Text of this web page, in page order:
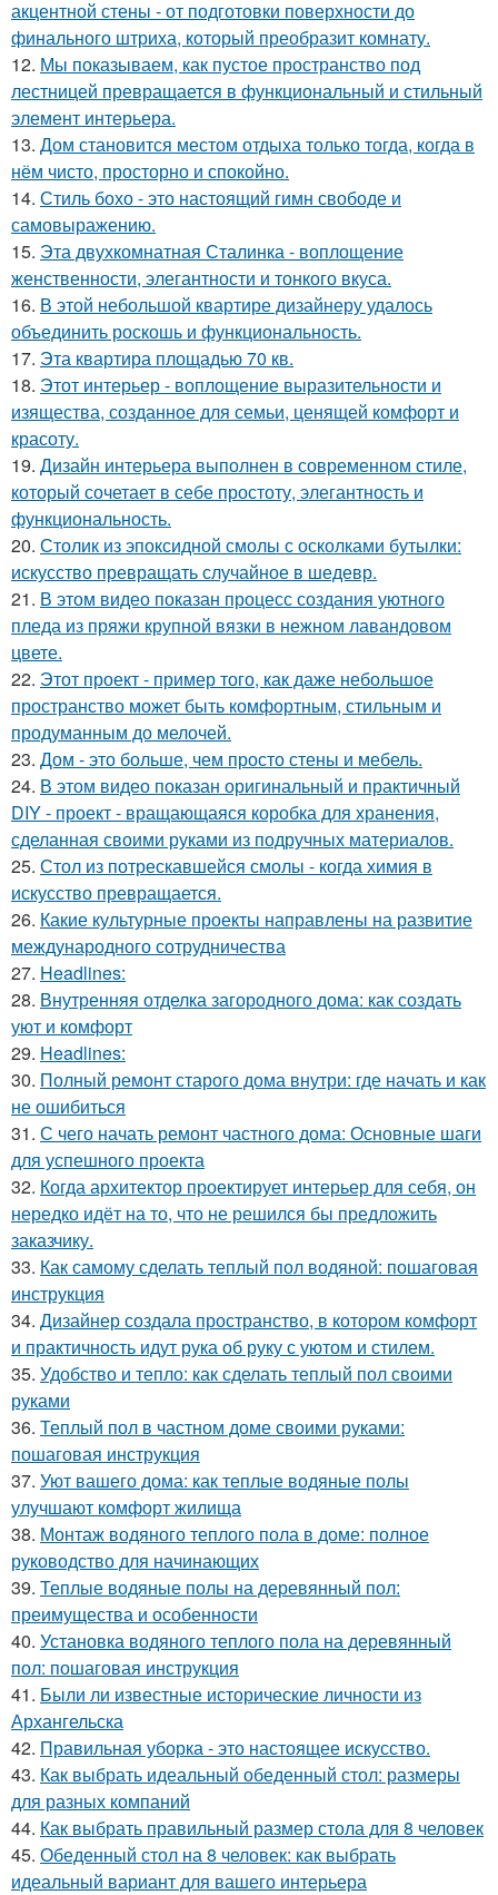
акцентной стены - от подготовки поверхности до
финального штриха, который преобразит комнату.
12. Мы показываем, как пустое пространство под
лестницей превращается в функциональный и стильный
элемент интерьера.
13. Дом становится местом отдыха только тогда, когда в
нём чисто, просторно и спокойно.
14. Стиль бохо - это настоящий гимн свободе и
самовыражению.
15. Эта двухкомнатная Сталинка - воплощение
женственности, элегантности и тонкого вкуса.
16. В этой небольшой квартире дизайнеру удалось
объединить роскошь и функциональность.
17. Эта квартира площадью 70 кв.
18. Этот интерьер - воплощение выразительности и
изящества, созданное для семьи, ценящей комфорт и
красоту.
19. Дизайн интерьера выполнен в современном стиле,
который сочетает в себе простоту, элегантность и
функциональность.
20. Столик из эпоксидной смолы с осколками бутылки:
искусство превращать случайное в шедевр.
21. В этом видео показан процесс создания уютного
пледа из пряжи крупной вязки в нежном лавандовом
цвете.
22. Этот проект - пример того, как даже небольшое
пространство может быть комфортным, стильным и
продуманным до мелочей.
23. Дом - это больше, чем просто стены и мебель.
24. В этом видео показан оригинальный и практичный
DIY - проект - вращающаяся коробка для хранения,
сделанная своими руками из подручных материалов.
25. Стол из потрескавшейся смолы - когда химия в
искусство превращается.
26. Какие культурные проекты направлены на развитие
международного сотрудничества
27. Headlines:
28. Внутренняя отделка загородного дома: как создать
уют и комфорт
29. Headlines:
30. Полный ремонт старого дома внутри: где начать и как
не ошибиться
31. С чего начать ремонт частного дома: Основные шаги
для успешного проекта
32. Когда архитектор проектирует интерьер для себя, он
нередко идёт на то, что не решился бы предложить
заказчику.
33. Как самому сделать теплый пол водяной: пошаговая
инструкция
34. Дизайнер создала пространство, в котором комфорт
и практичность идут рука об руку с уютом и стилем.
35. Удобство и тепло: как сделать теплый пол своими
руками
36. Теплый пол в частном доме своими руками:
пошаговая инструкция
37. Уют вашего дома: как теплые водяные полы
улучшают комфорт жилища
38. Монтаж водяного теплого пола в доме: полное
руководство для начинающих
39. Теплые водяные полы на деревянный пол:
преимущества и особенности
40. Установка водяного теплого пола на деревянный
пол: пошаговая инструкция
41. Были ли известные исторические личности из
Архангельска
42. Правильная уборка - это настоящее искусство.
43. Как выбрать идеальный обеденный стол: размеры
для разных компаний
44. Как выбрать правильный размер стола для 8 человек
45. Обеденный стол на 8 человек: как выбрать
идеальный вариант для вашего интерьера